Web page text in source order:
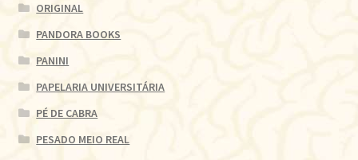
ORIGINAL
PANDORA BOOKS
PANINI
PAPELARIA UNIVERSITÁRIA
PÉ DE CABRA
PESADO MEIO REAL